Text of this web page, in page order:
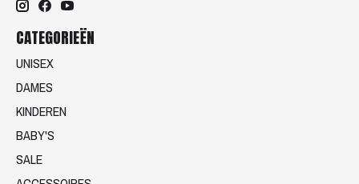
CATEGORIEËN
UNISEX
DAMES
KINDEREN
BABY'S
SALE